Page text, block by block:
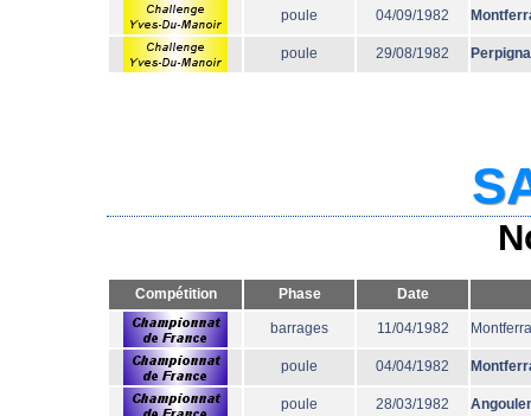
poule 04/09/1982
poule 29/08/1982
Compétition Phase Date
barrages 11/04/1982
poule 04/04/1982
poule 28/03/1982